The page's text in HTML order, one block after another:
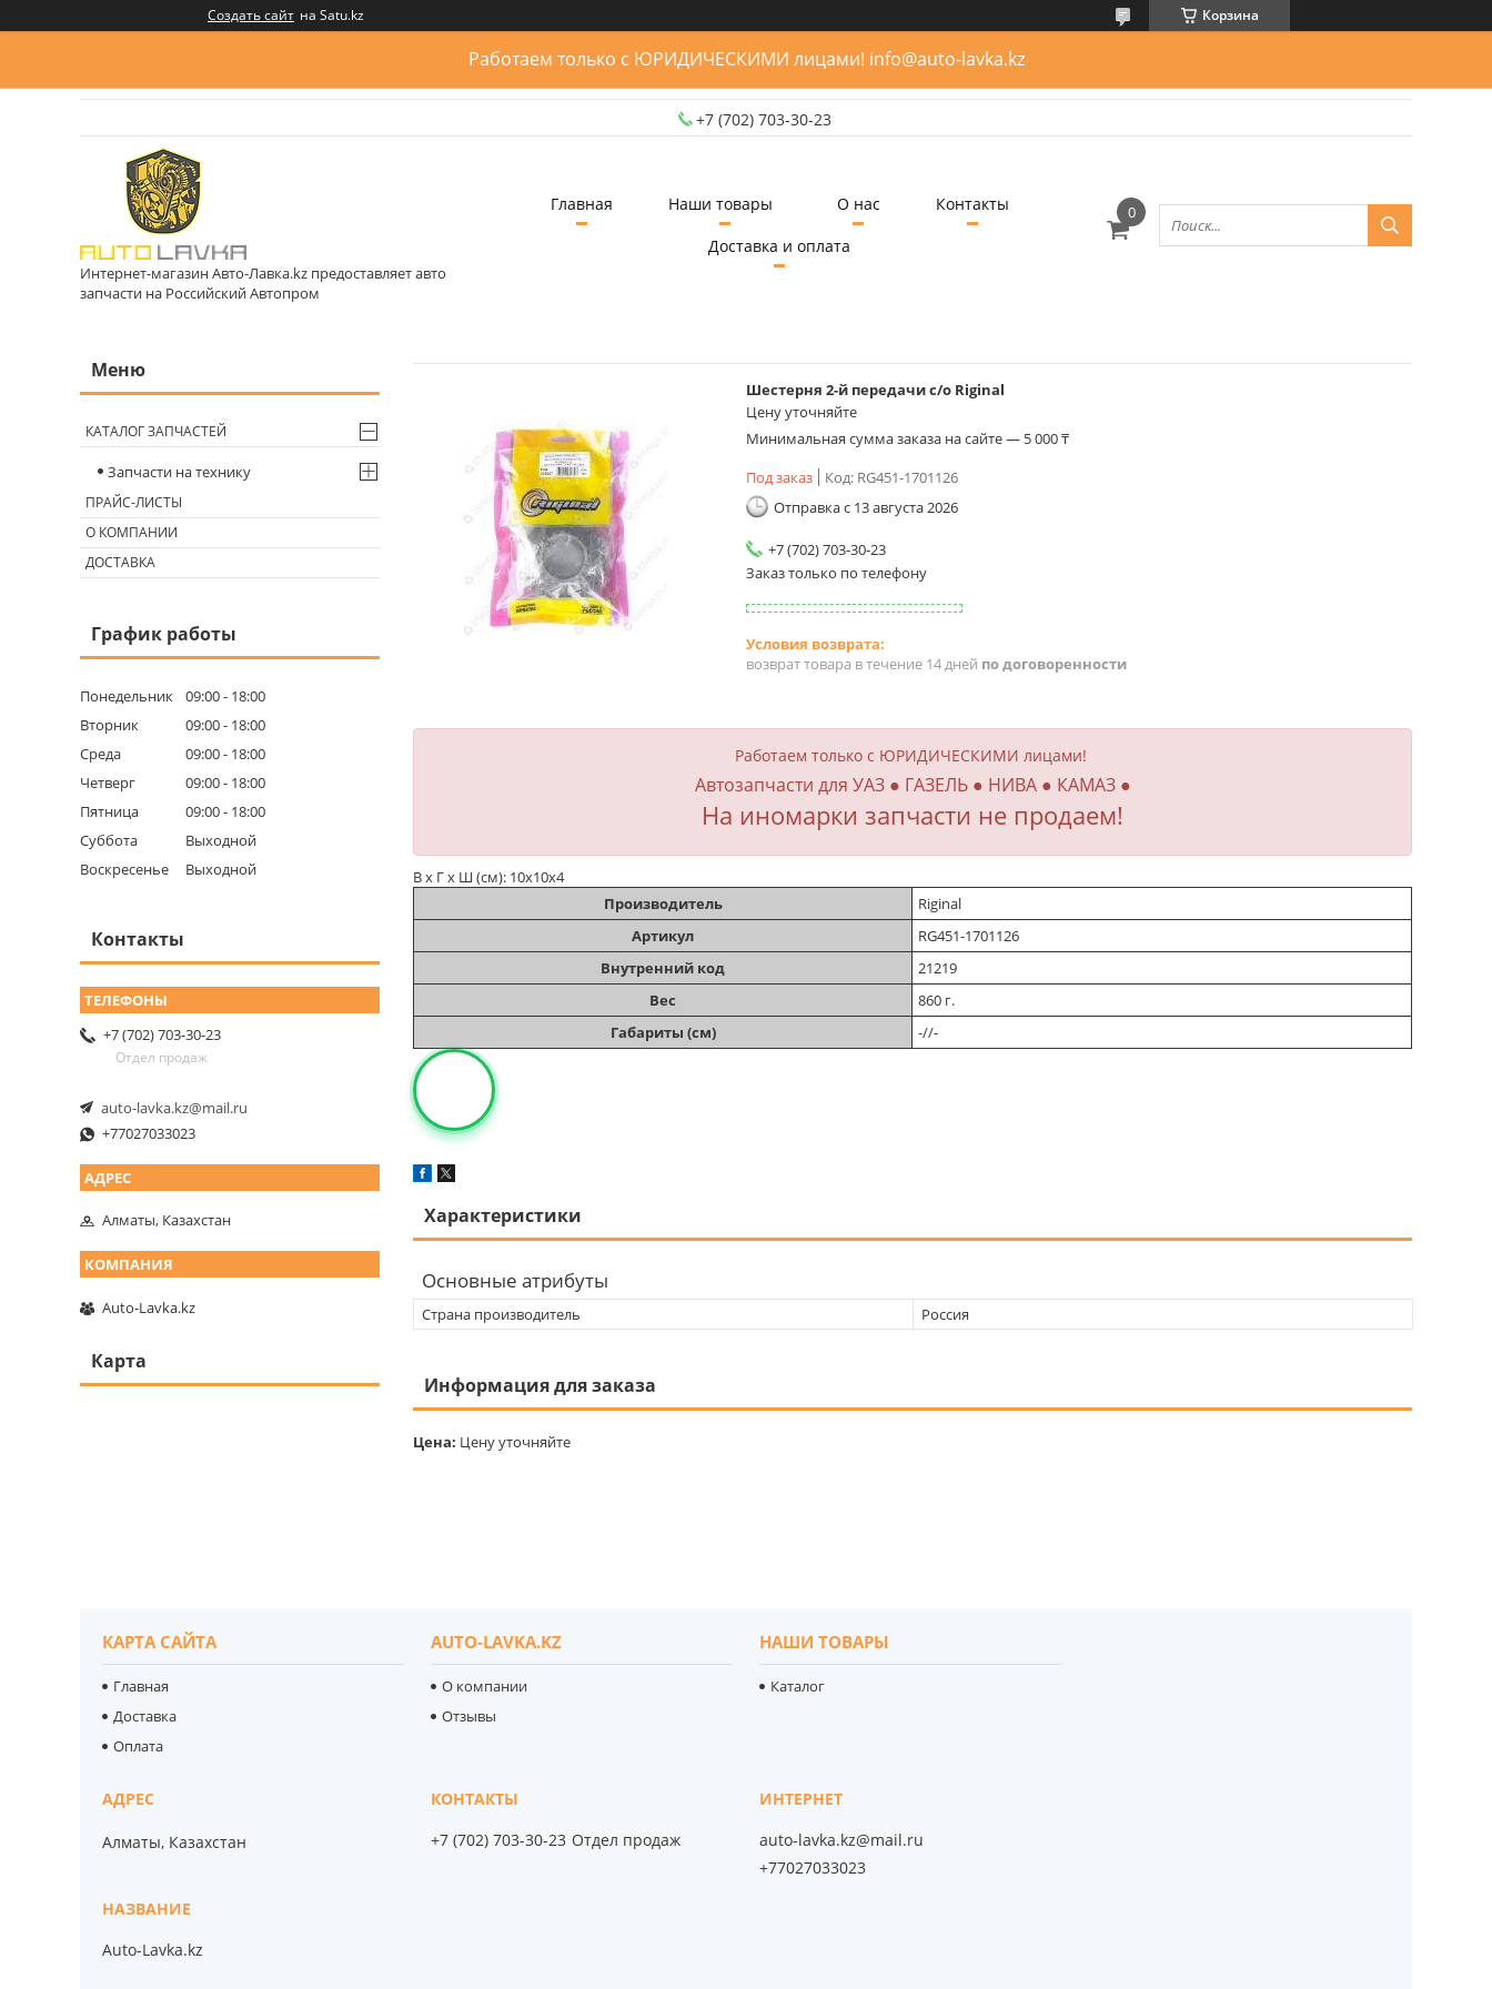
Создать сайт на Satu.kz Корзина
Работаем только с ЮРИДИЧЕСКИМИ лицами! info@auto-lavka.kz
+7 (702) 703-30-23
Интернет-магазин Авто-Лавка.kz предоставляет авто
запчасти на Российский Автопром
Главная Наши товары О нас
Контакты
Доставка и оплата
Шестерня 2-й передачи с/о Riginal
Цену уточняйте
Минимальная сумма заказа на сайте — 5 000 ₸
Под заказ
Код: RG451-1701126
Отправка с 13 августа 2026
+7 (702) 703-30-23
Заказ только по телефону
возврат товара в течение 14 дней по договоренности
Работаем только с ЮРИДИЧЕСКИМИ лицами!
Автозапчасти для УАЗ ● ГАЗЕЛЬ ● НИВА ● КАМАЗ ●
На иномарки запчасти не продаем!
В х Г х Ш (см): 10х10х4
Производитель
Riginal
Артикул
RG451-1701126
Внутренний код
21219
Вес
860 г.
Габариты (см)
-//-
Характеристики
Основные атрибуты
Страна производитель Россия
Информация для заказа
Цена: Цену уточняйте
КАТАЛОГ ЗАПЧАСТЕЙ
Запчасти на технику
ПРАЙС-ЛИСТЫ
О КОМПАНИИ
ДОСТАВКА
График работы
Понедельник 09:00
18:00
Вторник
09:00
18:00
Среда
09:00
18:00
Четверг
09:00
18:00
Пятница
09:00
18:00
Суббота
Выходной
Воскресенье
Выходной
Контакты
+7 (702) 703-30-23
Отдел продаж
auto-lavka.kz@mail.ru
+77027033023
Алматы, Казахстан
Auto-Lavka.kz
Карта
КАРТА САЙТА
Главная
Доставка
Оплата
AUTO-LAVKA.KZ
О компании
Отзывы
НАШИ ТОВАРЫ
Каталог
Алматы, Казахстан
Auto-Lavka.kz
+7 (702) 703-30-23 Отдел продаж
auto-lavka.kz@mail.ru
+77027033023